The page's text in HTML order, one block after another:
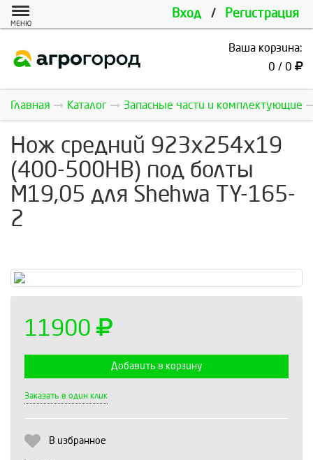
Вход / Регистрация
МЕНЮ
Ваша корзина:
0 / 0
Главная Каталог Запасные части и комплектующие
Нож средний 923х254х19
(400-500HB) под болты
М19,05 для Shehwa TY-165-
2
11900
Добавить в корзину
Заказать в один клик
В избранное